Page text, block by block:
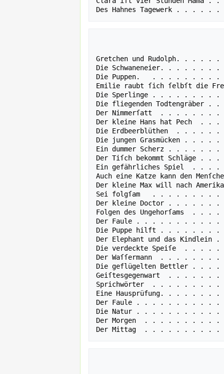
Gretchen und Rudolph.
Die Schwaneneier. . . .
Die Puppen.   . . . . . .
Emilie raubt ſich ſelbſt
Die Sperlinge . . . . . .
Die fliegenden
Der Nimmerſatt  . . . .
Der kleine Hans hat
Die Erdbeerblüthen  . .
Die jungen Grasmücken
Ein dummer Scherz . . .
Der Tiſch bekommt
Ein gefährliches Spiel
Auch eine Katze kann den
Der kleine Max will nach
Sei folgſam   . . . . . . .
Der kleine Doctor . . . .
Folgen des
Der Faule . . . . . . . . .
Die Puppe hilft . . . . . .
Der Elephant und das
Die verdeckte Speiſe  .
Der Waſſermann  . . . .
Die geflügelten Bettler
Geiſtesgegenwart  . . .
Sprichwörter  . . . . . . .
Eine Hausprüfung. . . .
Der Faule . . . . . . . . .
Die Natur . . . . . . . . .
Der Morgen  . . . . . . .